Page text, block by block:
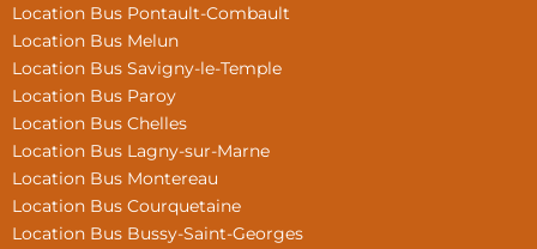
Location Bus Pontault-Combault
Location Bus Melun
Location Bus Savigny-le-Temple
Location Bus Paroy
Location Bus Chelles
Location Bus Lagny-sur-Marne
Location Bus Montereau
Location Bus Courquetaine
Location Bus Bussy-Saint-Georges